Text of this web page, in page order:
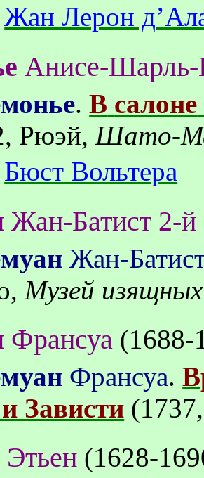
Жан Лерон д’
Анисе-Шарль-
.В салоне
, Рюэй, Шато-
Бюст Вольтера
Жан-Батист 2-й
Жан-
,Музей
Франсуа (1688-
Франсуа.
Зависти (1737
Этьен (1628-